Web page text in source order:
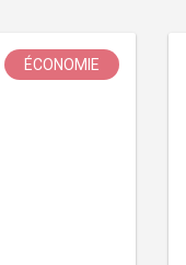
ÉCONOMIE